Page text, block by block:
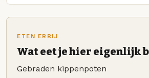
ETEN ERBIJ
Wat eet je hier eigenlijk
Gebraden kippenpoten